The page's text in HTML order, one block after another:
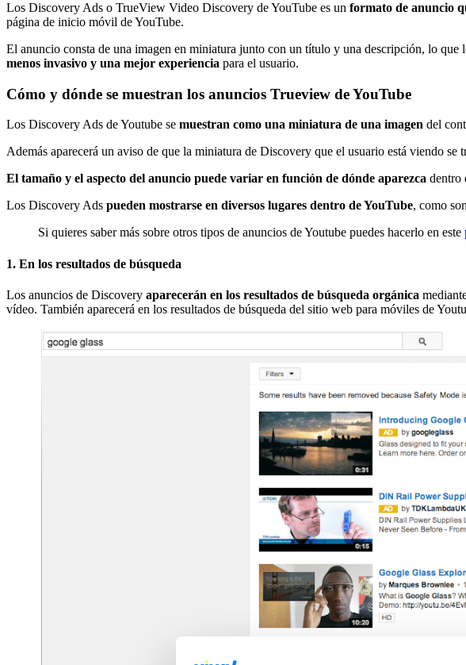
Los Discovery Ads o TrueView Video Discovery de YouTube es un formato de anuncio
página de inicio móvil de YouTube.
El anuncio consta de una imagen en miniatura junto con un título y una descripción, lo que
menos invasivo y una mejor experiencia para el usuario.
Cómo y dónde se muestran los anuncios Trueview de YouTube
Los Discovery Ads de Youtube se muestran como una miniatura de una imagen del
Además aparecerá un aviso de que la miniatura de Discovery que el usuario está viendo se
El tamaño y el aspecto del anuncio puede variar en función de dónde aparezca dentro
Los Discovery Ads pueden mostrarse en diversos lugares dentro de YouTube, como
Si quieres saber más sobre otros tipos de anuncios de Youtube puedes hacerlo en este
1. En los resultados de búsqueda
Los anuncios de Discovery aparecerán en los resultados de búsqueda orgánica
vídeo. También aparecerá en los resultados de búsqueda del sitio web para móviles de